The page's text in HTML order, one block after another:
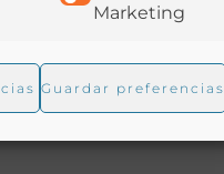
Marketing
Guardar preferencias